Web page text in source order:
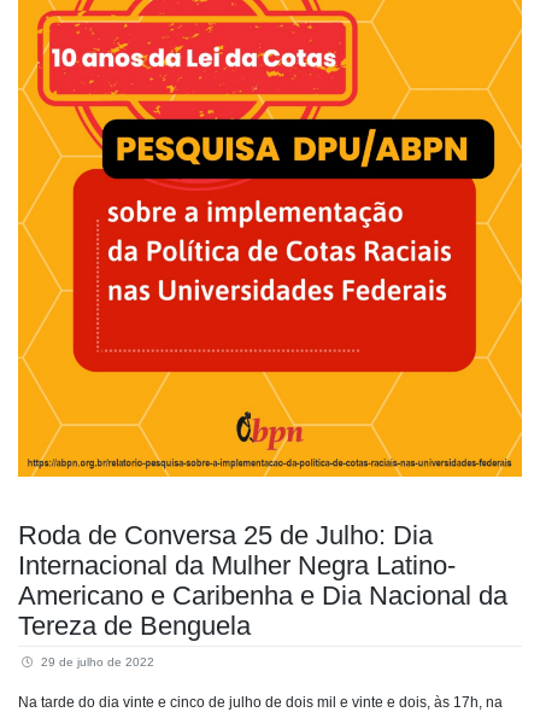
Roda de Conversa 25 de Julho: Dia
Internacional da Mulher Negra Latino-
Americano e Caribenha e Dia Nacional da
Tereza de Benguela
29 de julho de 2022
Na tarde do dia vinte e cinco de julho de dois mil e vinte e dois, às 17h, na